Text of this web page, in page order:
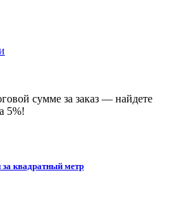
сумме за заказ — найдете
5%!
квадратный метр